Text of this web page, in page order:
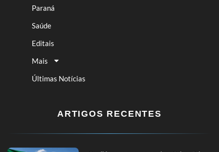
Paraná
Saúde
Editais
Mais
Últimas Notícias
ARTIGOS RECENTES